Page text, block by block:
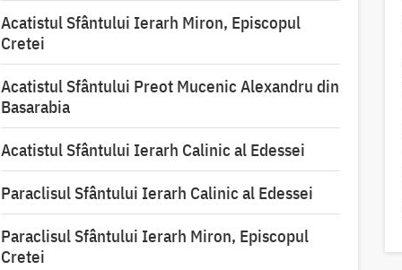
Acatistul Sfântului Ierarh Miron, Episcopul
Cretei
Acatistul Sfântului Preot Mucenic Alexandru din
Basarabia
Acatistul Sfântului Ierarh Calinic al Edessei
Paraclisul Sfântului Ierarh Calinic al Edessei
Paraclisul Sfântului Ierarh Miron, Episcopul
Cretei